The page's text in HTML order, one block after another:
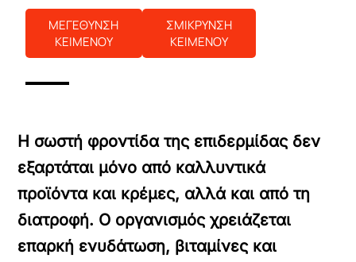
ΜΕΓΕΘΥΝΣΗ
ΚΕΙΜΕΝΟΥ
ΣΜΙΚΡΥΝΣΗ
ΚΕΙΜΕΝΟΥ
Η σωστή φροντίδα της επιδερμίδας δεν
εξαρτάται μόνο από καλλυντικά
προϊόντα και κρέμες, αλλά και από τη
διατροφή. Ο οργανισμός χρειάζεται
επαρκή ενυδάτωση, βιταμίνες και